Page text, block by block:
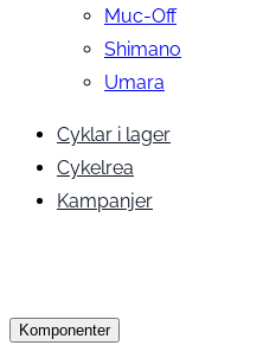
Muc-Off
Shimano
Umara
Cyklar i lager
Cykelrea
Kampanjer
Komponenter